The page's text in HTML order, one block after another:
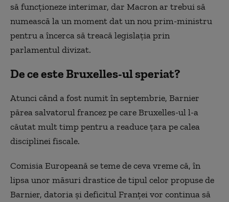
să funcționeze interimar, dar Macron ar trebui să
numească la un moment dat un nou prim-ministru
pentru a încerca să treacă legislația prin
parlamentul divizat.
De ce este Bruxelles-ul speriat?
Atunci când a fost numit în septembrie, Barnier
părea salvatorul francez pe care Bruxelles-ul l-a
căutat mult timp pentru a readuce țara pe calea
disciplinei fiscale.
Comisia Europeană se teme de ceva vreme că, în
lipsa unor măsuri drastice de tipul celor propuse de
Barnier, datoria și deficitul Franței vor continua să